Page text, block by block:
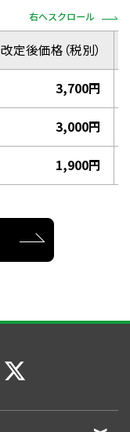
右へスクロール
改定後価格（税別）
3,700円
3,000円
1,900円